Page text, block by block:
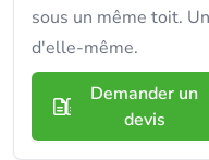
sous un même toit.
d'elle-même.
Demander un
devis